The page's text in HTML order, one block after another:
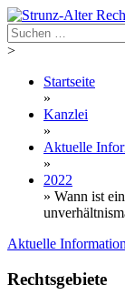
Skip
to
content
>
Startseite
»
Kanzlei
»
Aktuelle
»
2022
» Wann ist
Aktuelle
Rechtsgebiete